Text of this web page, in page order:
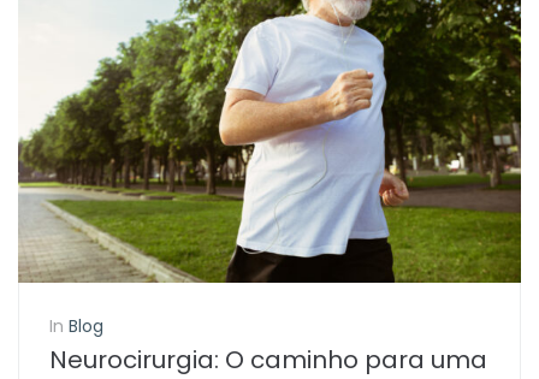
In Blog
Neurocirurgia: O caminho para uma